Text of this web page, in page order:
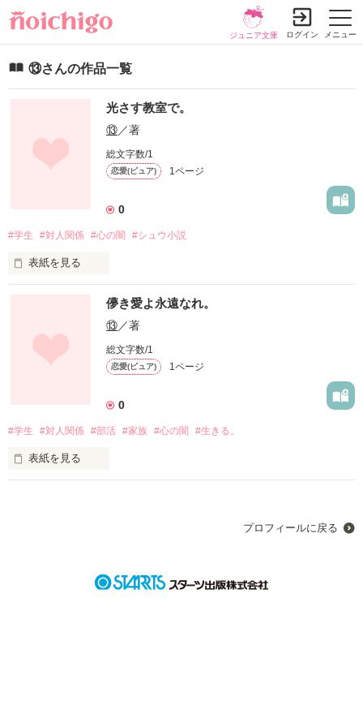
メニュー
ジュニア文庫 ログイン
⑬さんの作品一覧
光さす教室で。
⑬／著
総文字数/1
恋愛(ピュア) 1ページ
0
#学生 #対人関係 #心の闇 #シュウ小説
表紙を見る
暖かな風が吹く。
窓からは優しい陽の光が入り込む。
┈┈┈┈┈┈┈ ❁ ❁ ❁ ┈┈┈┈┈┈┈┈
儚き愛よ永遠なれ。
⑬／著
総文字数/1
恋愛(ピュア) 1ページ
0
#学生 #対人関係 #部活 #家族 #心の闇 #生きる。
表紙を見る
プロフィールに戻る